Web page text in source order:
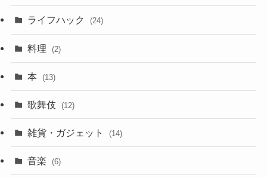
ライフハック (24)
料理 (2)
本 (13)
歌舞伎 (12)
雑貨・ガジェット (14)
音楽 (6)